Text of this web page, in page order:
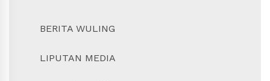
BERITA WULING
LIPUTAN MEDIA